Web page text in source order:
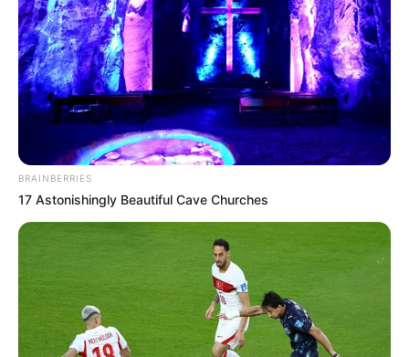
fortalece el turismo y protege el territorio frente al cambio
climático. Hoy la ciudad siente que esta vez sí se cumple,
y que estas playas son para todos los colombianos”.
COMPARTIR
ALERTA BOGOTÁ EN GOOGLE NEWS
TEMAS RELACIONADOS
DUMEK TURBAY
CARTAGENA
UNGRD
BRAINBERRIES
17 Astonishingly Beautiful Cave Churches